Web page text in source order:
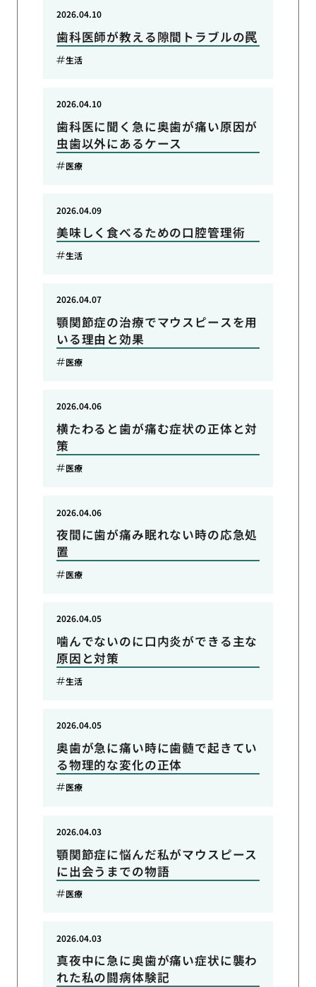
歯科医師が教える隙間トラブルの罠
2026.04.10
生活
歯科医に聞く急に奥歯が痛い原因が
虫歯以外にあるケース
2026.04.10
医療
美味しく食べるための口腔管理術
2026.04.09
生活
顎関節症の治療でマウスピースを用
いる理由と効果
2026.04.07
医療
横たわると歯が痛む症状の正体と対
策
2026.04.06
医療
夜間に歯が痛み眠れない時の応急処
置
2026.04.06
医療
噛んでないのに口内炎ができる主な
原因と対策
2026.04.05
生活
奥歯が急に痛い時に歯髄で起きてい
る物理的な変化の正体
2026.04.05
医療
顎関節症に悩んだ私がマウスピース
に出会うまでの物語
2026.04.03
医療
真夜中に急に奥歯が痛い症状に襲わ
れた私の闘病体験記
2026.04.03